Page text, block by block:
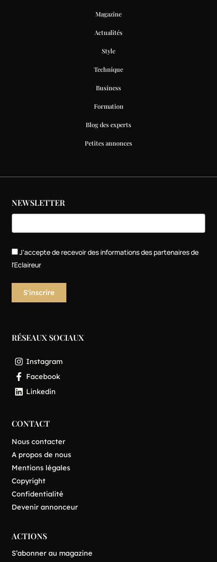
Magazine
Actualités
Style
Technique
Business
Formation
Blog des experts
Petites annonces
NEWSLETTER
J'accepte de recevoir des informations des partenaires de
l'Eclaireur
RÉSEAUX SOCIAUX
Instagram
Facebook
Linkedin
CONTACT
Nous contacter
A propos de nous
Mentions légales
Copyright
Confidentialité
Devenir annonceur
ACTIONS
S’abonner au magazine